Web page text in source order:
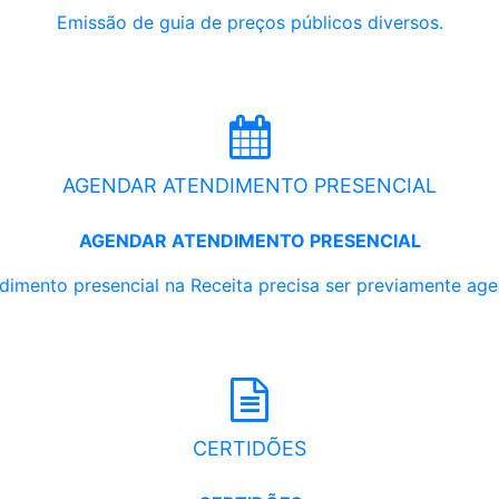
Emissão de guia de preços públicos diversos.
AGENDAR ATENDIMENTO PRESENCIAL
AGENDAR ATENDIMENTO PRESENCIAL
presencial na Receita precisa ser previamente
CERTIDÕES